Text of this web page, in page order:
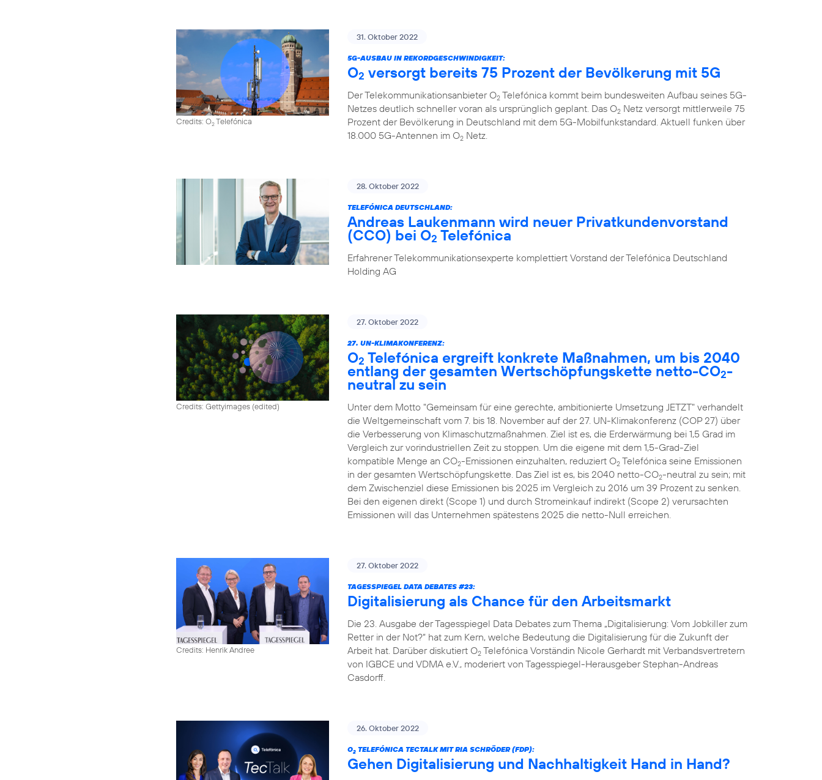
Credits: O2Telefónica
31. Oktober 2022
5G-AUSBAU IN REKORDGESCHWINDIGKEIT:
O2 versorgt bereits 75 Prozent der Bevölkerung mit 5G
Der Telekommunikationsanbieter O2 Telefónica kommt beim bundesweiten Aufbau seines 5G-
Netzes deutlich schneller voran als ursprünglich geplant. Das O2 Netz versorgt mittlerweile 75
Prozent der Bevölkerung in Deutschland mit dem 5G-Mobilfunkstandard. Aktuell funken über
18.000 5G-Antennen im O2 Netz.
28. Oktober 2022
TELEFÓNICA DEUTSCHLAND:
Andreas Laukenmann wird neuer Privatkundenvorstand
(CCO) bei O2 Telefónica
Erfahrener Telekommunikationsexperte komplettiert Vorstand der Telefónica Deutschland
Holding AG
Credits: Gettyimages (edited)
27. Oktober 2022
27. UN-KLIMAKONFERENZ:
O2 Telefónica ergreift konkrete Maßnahmen, um bis 2040
entlang der gesamten Wertschöpfungskette netto-CO2-
neutral zu sein
Unter dem Motto "Gemeinsam für eine gerechte, ambitionierte Umsetzung JETZT" verhandelt
die Weltgemeinschaft vom 7. bis 18. November auf der 27. UN-Klimakonferenz (COP 27) über
die Verbesserung von Klimaschutzmaßnahmen. Ziel ist es, die Erderwärmung bei 1,5 Grad im
Vergleich zur vorindustriellen Zeit zu stoppen. Um die eigene mit dem 1,5-Grad-Ziel
kompatible Menge an CO2-Emissionen einzuhalten, reduziert O2 Telefónica seine Emissionen
in der gesamten Wertschöpfungskette. Das Ziel ist es, bis 2040 netto-CO2-neutral zu sein; mit
dem Zwischenziel diese Emissionen bis 2025 im Vergleich zu 2016 um 39 Prozent zu senken.
Bei den eigenen direkt (Scope 1) und durch Stromeinkauf indirekt (Scope 2) verursachten
Emissionen will das Unternehmen spätestens 2025 die netto-Null erreichen.
Credits: Henrik Andree
27. Oktober 2022
TAGESSPIEGEL DATA DEBATES #23:
Digitalisierung als Chance für den Arbeitsmarkt
Die 23. Ausgabe der Tagesspiegel Data Debates zum Thema „Digitalisierung: Vom Jobkiller zum
Retter in der Not?“ hat zum Kern, welche Bedeutung die Digitalisierung für die Zukunft der
Arbeit hat. Darüber diskutiert O2 Telefónica Vorständin Nicole Gerhardt mit Verbandsvertretern
von IGBCE und VDMA e.V., moderiert von Tagesspiegel-Herausgeber Stephan-Andreas
Casdorff.
26. Oktober 2022
O2 TELEFÓNICA TECTALK MIT RIA SCHRÖDER (FDP):
Gehen Digitalisierung und Nachhaltigkeit Hand in Hand?